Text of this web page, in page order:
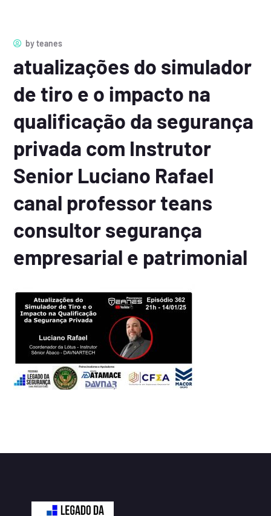
byteanes
atualizações do simulador
de tiro e o impacto na
qualificação da segurança
privada com Instrutor
Senior Luciano Rafael
canal professor teans
consultor segurança
empresarial e patrimonial